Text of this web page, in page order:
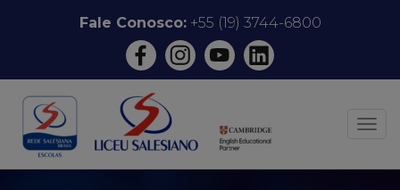
conteúdo
Fale Conosco:+55 (19) 3744-6800